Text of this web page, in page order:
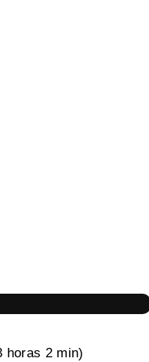
horas 2 min)